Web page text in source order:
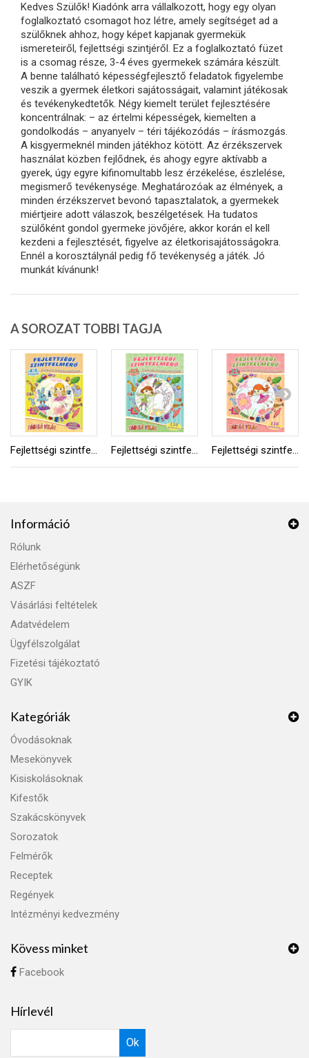
Kedves Szülők! Kiadónk arra vállalkozott, hogy egy olyan
foglalkoztató csomagot hoz létre, amely segítséget ad a
szülőknek ahhoz, hogy képet kapjanak gyermekük
ismereteiről, fejlettségi szintjéről. Ez a foglalkoztató füzet
is a csomag része, 3-4 éves gyermekek számára készült.
A benne található képességfejlesztő feladatok figyelembe
veszik a gyermek életkori sajátosságait, valamint játékosak
és tevékenykedtetők. Négy kiemelt terület fejlesztésére
koncentrálnak: – az értelmi képességek, kiemelten a
gondolkodás – anyanyelv – téri tájékozódás – írásmozgás.
A kisgyermeknél minden játékhoz kötött. Az érzékszervek
használat közben fejlődnek, és ahogy egyre aktívabb a
gyerek, úgy egyre kifinomultabb lesz érzékelése, észlelése,
megismerő tevékenysége. Meghatározóak az élmények, a
minden érzékszervet bevonó tapasztalatok, a gyermekek
miértjeire adott válaszok, beszélgetések. Ha tudatos
szülőként gondol gyermeke jövőjére, akkor korán el kell
kezdeni a fejlesztését, figyelve az életkorisajátosságokra.
Ennél a korosztálynál pedig fő tevékenység a játék. Jó
munkát kívánunk!
A SOROZAT TOBBI TAGJA
Fejlettségi szintfelmérő 4-5 éveseknek Fejlettségi szintfelmérő 5-7 éveseknek Fejlettségi szintfelmérő 2-3 éveseknek
Információ
Rólunk
Elérhetőségünk
ASZF
Vásárlási feltételek
Adatvédelem
Ügyfélszolgálat
Fizetési tájékoztató
GYIK
Kategóriák
Óvodásoknak
Mesekönyvek
Kisiskolásoknak
Kifestők
Szakácskönyvek
Sorozatok
Felmérők
Receptek
Regények
Intézményi kedvezmény
Kövess minket
Facebook
Hírlevél
Ok